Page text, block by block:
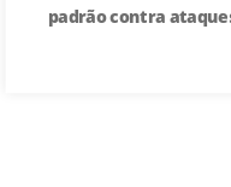
padrão contra